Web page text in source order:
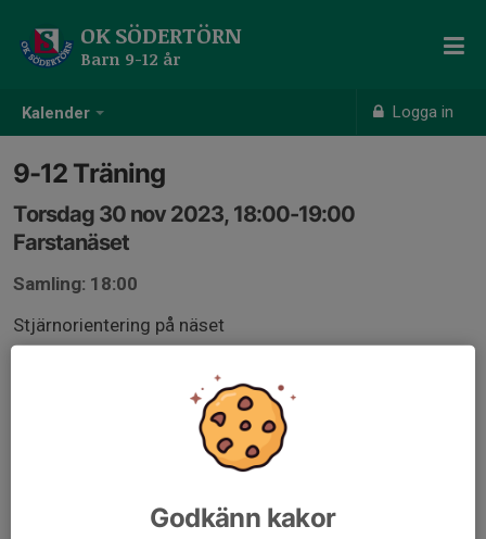
Kalender Logga in
OK SÖDERTÖRN
Barn 9-12 år
9-12 Träning
Torsdag 30 nov 2023, 18:00-19:00
Farstanäset
Samling: 18:00
Stjärnorientering på näset
Godkänn kakor